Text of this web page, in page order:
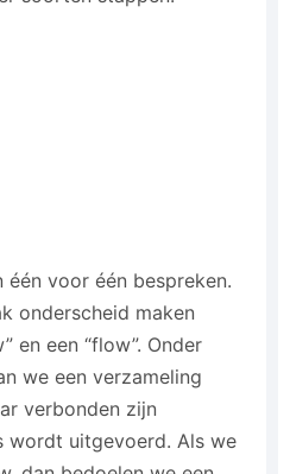
één voor één bespreken.
onderscheid maken
en een “flow”. Onder
we een verzameling
verbonden zijn
wordt uitgevoerd. Als we